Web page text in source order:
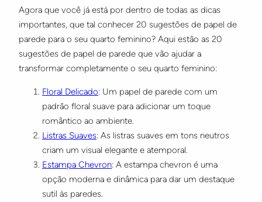
Agora que você já está por dentro de todas as dicas
importantes, que tal conhecer 20 sugestões de papel de
parede para o seu quarto feminino? Aqui estão as 20
sugestões de papel de parede que vão ajudar a
transformar completamente o seu quarto feminino:
Floral Delicado: Um papel de parede com um
padrão floral suave para adicionar um toque
romântico ao ambiente.
Listras Suaves: As listras suaves em tons neutros
criam um visual elegante e atemporal.
Estampa Chevron: A estampa chevron é uma
opção moderna e dinâmica para dar um destaque
sutil às paredes.